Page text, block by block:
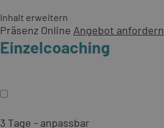
Inhalt erweitern
Präsenz Online Angebot anfordern
Einzelcoaching
3 Tage - anpassbar